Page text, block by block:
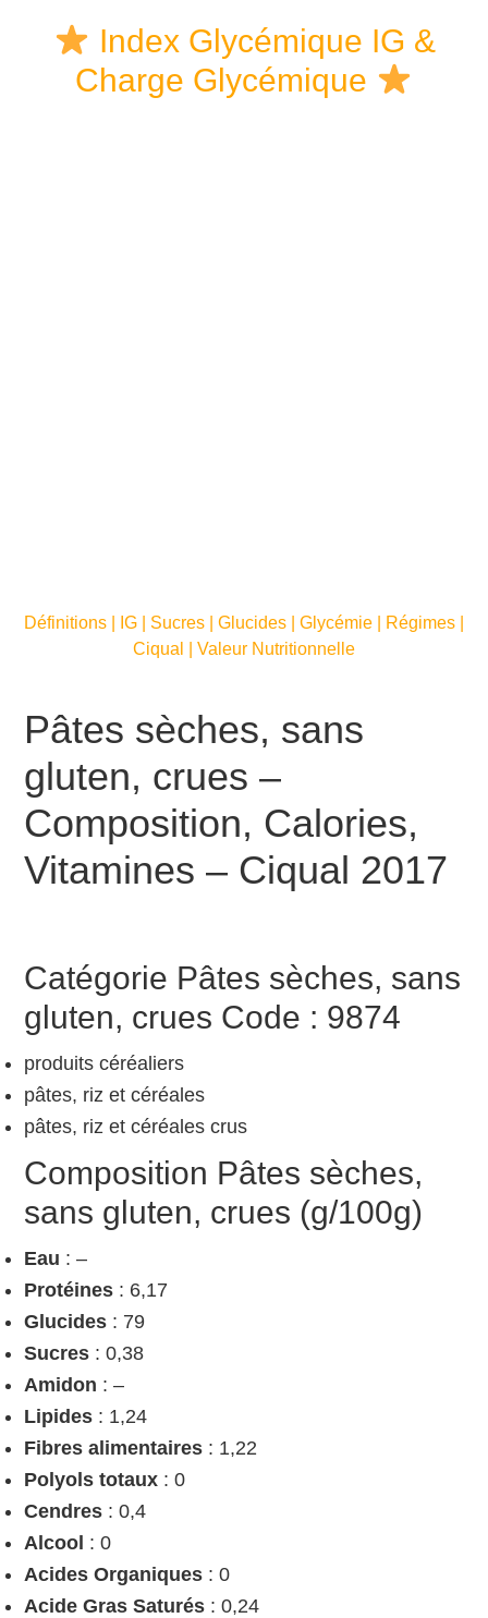
links
Index Glycémique IG &
Charge Glycémique
Définitions | IG | Sucres | Glucides | Glycémie | Régimes |
Ciqual | Valeur Nutritionnelle
Pâtes sèches, sans
gluten, crues –
Composition, Calories,
Vitamines – Ciqual 2017
Catégorie Pâtes sèches, sans
gluten, crues Code : 9874
produits céréaliers
pâtes, riz et céréales
pâtes, riz et céréales crus
Composition Pâtes sèches,
sans gluten, crues (g/100g)
Eau : –
Protéines : 6,17
Glucides : 79
Sucres : 0,38
Amidon : –
Lipides : 1,24
Fibres alimentaires : 1,22
Polyols totaux : 0
Cendres : 0,4
Alcool : 0
Acides Organiques : 0
Acide Gras Saturés : 0,24